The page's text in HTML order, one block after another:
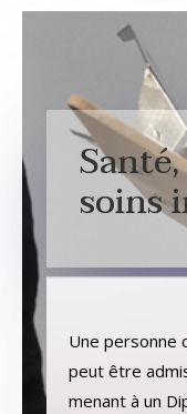
soins
Une personne
peut être
menant à un